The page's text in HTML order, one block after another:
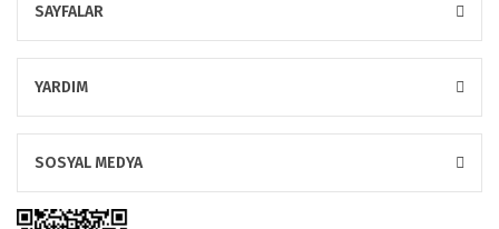
SAYFALAR
YARDIM
SOSYAL MEDYA